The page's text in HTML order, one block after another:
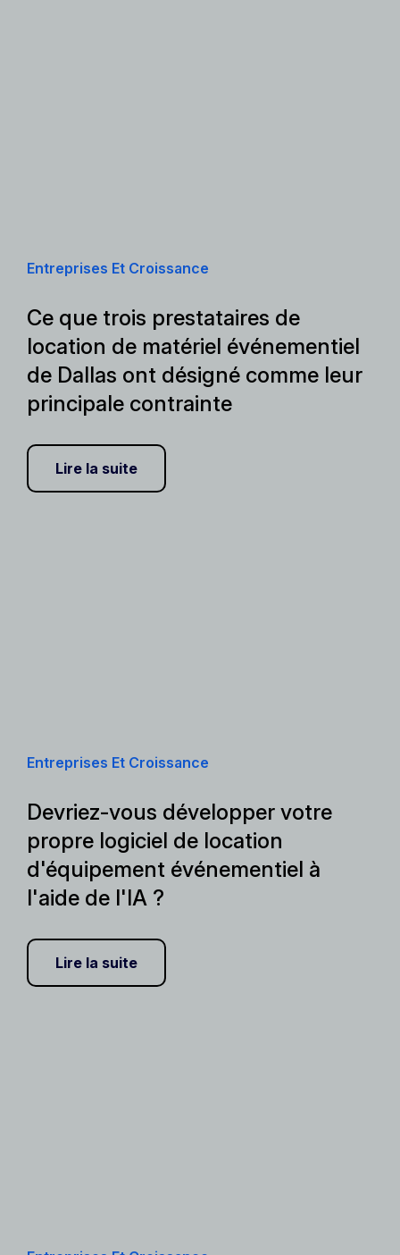
Entreprises Et Croissance
Ce que trois prestataires de
location de matériel événementiel
de Dallas ont désigné comme leur
principale contrainte
Lire la suite
Entreprises Et Croissance
Devriez-vous développer votre
propre logiciel de location
d'équipement événementiel à
l'aide de l'IA ?
Lire la suite